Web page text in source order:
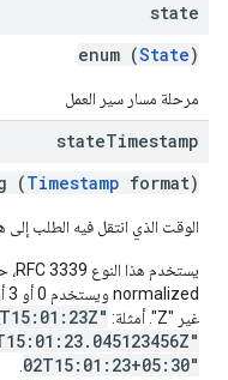
state
enum (State)
مرحلة مسار سير العمل
stateTimestamp
(Timestamp format)
الوقت الذي انتقل فيه الطلب إلى
غير "Z". أمثلة:
02T15:01:23+05:30"